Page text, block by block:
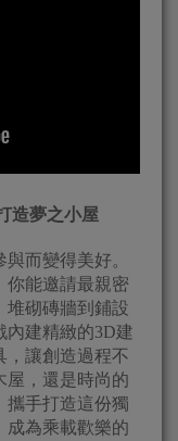
造夢之小屋
而變得美好。
你能邀請最親密
堆砌磚牆到鋪設
內建精緻的3D建
，讓創造過程不
屋，還是時尚的
攜手打造這份獨
成為乘載歡樂的